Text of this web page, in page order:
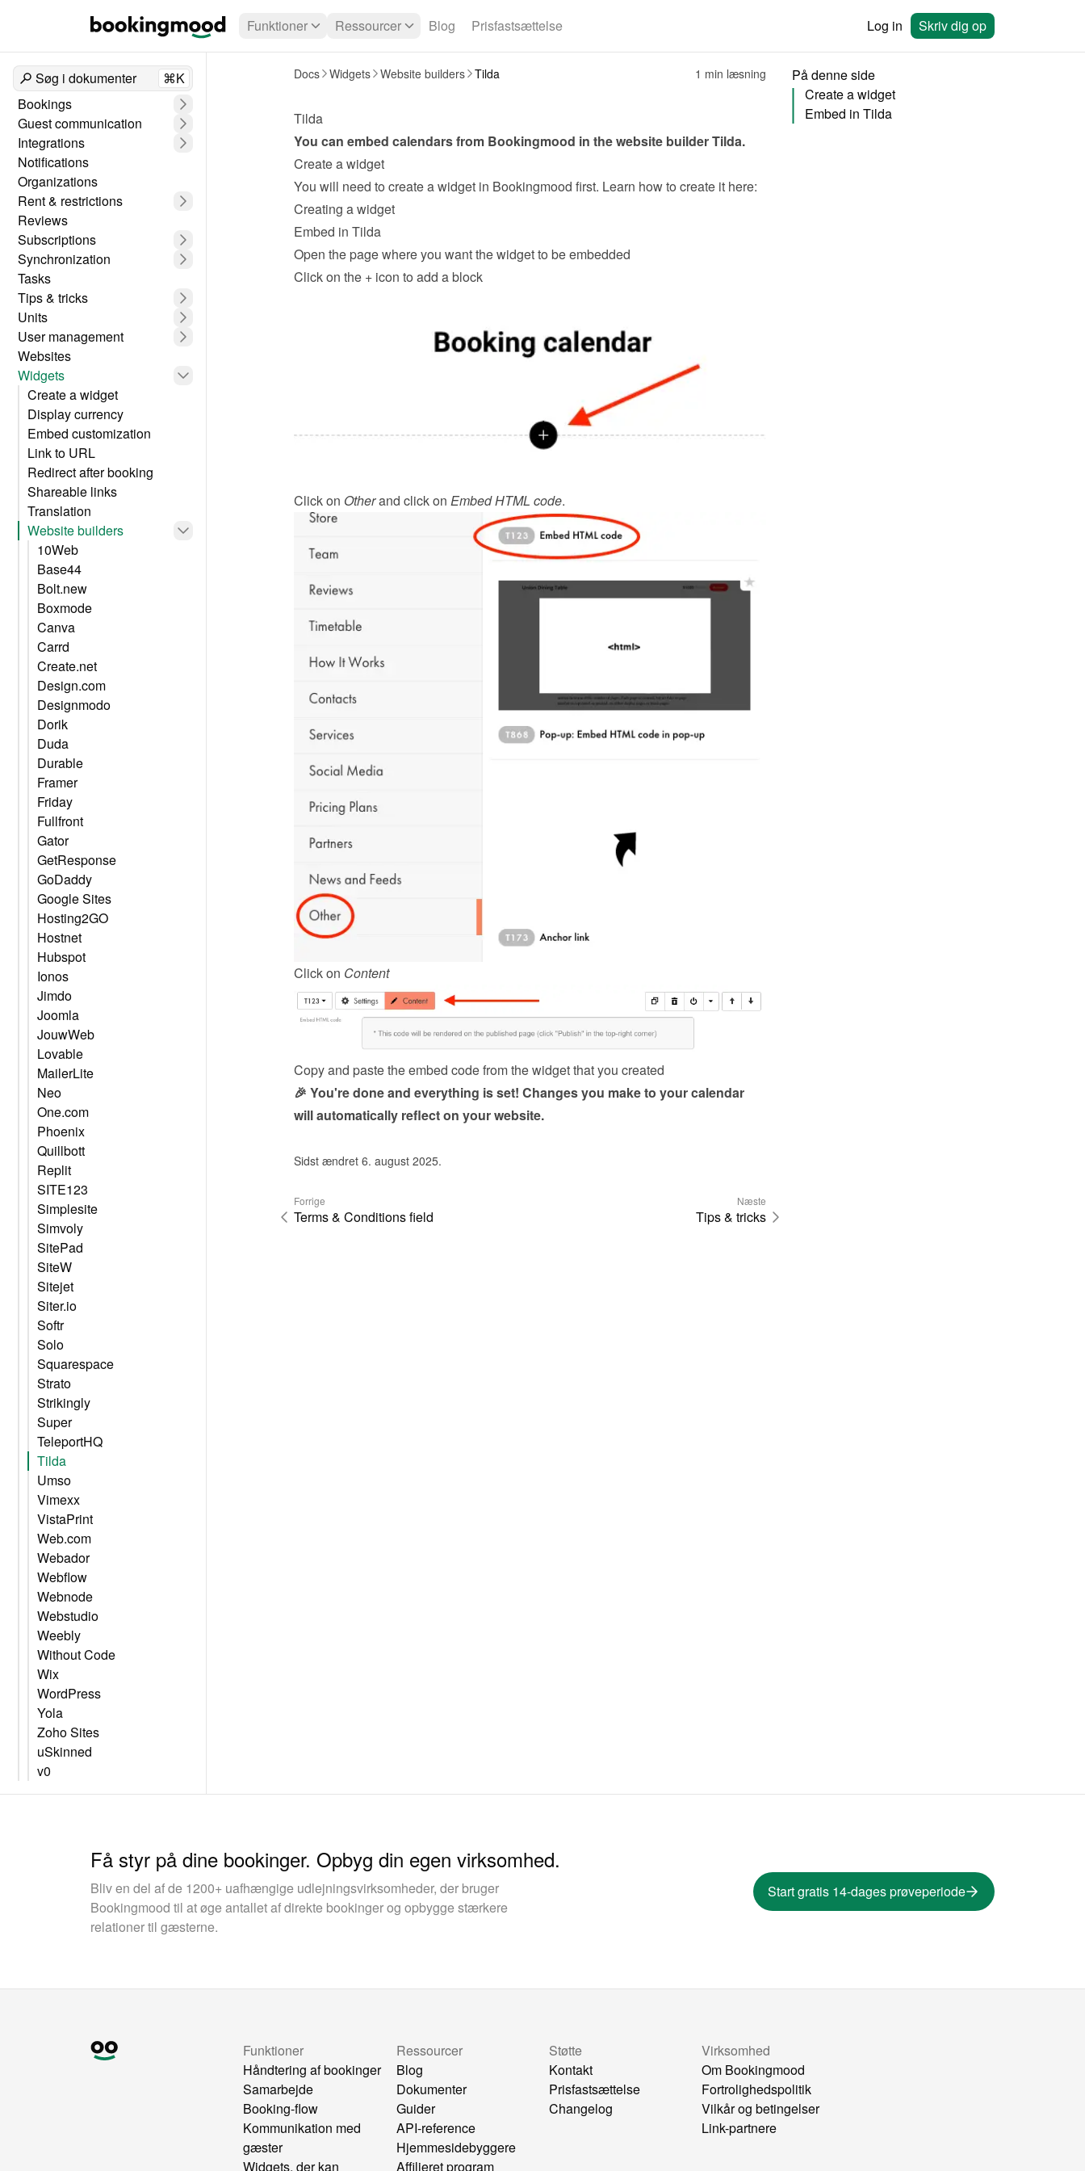
Funktioner Ressourcer Blog Prisfastsættelse Log in Skriv dig op
Søg i dokumenter
⌘K
Bookings
Guest communication
Integrations
Notifications
Organizations
Rent & restrictions
Reviews
Subscriptions
Synchronization
Tasks
Tips & tricks
Units
User management
Websites
Widgets
Create a widget
Display currency
Embed customization
Link to URL
Redirect after booking
Shareable links
Translation
Website builders
10Web
Base44
Bolt.new
Boxmode
Canva
Carrd
Create.net
Design.com
Designmodo
Dorik
Duda
Durable
Framer
Friday
Fullfront
Gator
GetResponse
GoDaddy
Google Sites
Hosting2GO
Hostnet
Hubspot
Ionos
Jimdo
Joomla
JouwWeb
Lovable
MailerLite
Neo
One.com
Phoenix
Quillbott
Replit
SITE123
Simplesite
Simvoly
SitePad
SiteW
Sitejet
Siter.io
Softr
Solo
Squarespace
Strato
Strikingly
Super
TeleportHQ
Tilda
Umso
Vimexx
VistaPrint
Web.com
Webador
Webflow
Webnode
Webstudio
Weebly
Without Code
Wix
WordPress
Yola
Zoho Sites
uSkinned
v0
Docs Widgets Website builders Tilda 1 min læsning
Tilda
You can embed calendars from Bookingmood in the website builder Tilda.
Create a widget
Creating a widget
Embed in Tilda
Open the page where you want the widget to be embedded
Click on the + icon to add a block
Click on Other and click on Embed HTML code.
Click on Content
Copy and paste the embed code from the widget that you created
🎉 You're done and everything is set! Changes you make to your calendar
will automatically reflect on your website.
Sidst ændret 6. august 2025.
Forrige
Terms & Conditions field
Næste
Tips & tricks
På denne side
Create a widget
Embed in Tilda
Få styr på dine bookinger. Opbyg din egen virksomhed.
Bliv en del af de 1200+ uafhængige udlejningsvirksomheder, der bruger
Bookingmood til at øge antallet af direkte bookinger og opbygge stærkere
relationer til gæsterne.
Start gratis 14-dages prøveperiode
Funktioner
Håndtering af bookinger
Samarbejde
Booking-flow
Kommunikation med
gæster
Widgets, der kan
Ressourcer
Blog
Dokumenter
Guider
API-reference
Hjemmesidebyggere
Affilieret program
Støtte
Kontakt
Prisfastsættelse
Changelog
Virksomhed
Om Bookingmood
Fortrolighedspolitik
Vilkår og betingelser
Link-partnere